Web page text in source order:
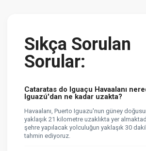
Sıkça Sorulan
Sorular:
Cataratas do Iguaçu Havaalanı
Iguazú'dan ne kadar uzakta?
Havaalanı, Puerto Iguazu'nun güney
yaklaşık 21 kilometre uzaklıkta yer
şehre yapılacak yolculuğun yaklaşık 30
tahmin ediyoruz.